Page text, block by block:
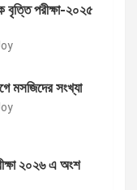
বৃত্তি পরীক্ষা-২০২৫
মসজিদের সংখ্যা
২০২৬ এ অংশ